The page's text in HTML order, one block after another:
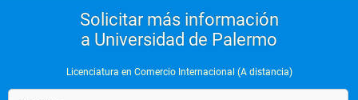
Solicitar más información
a Universidad de Palermo
Licenciatura en Comercio Internacional (A distancia)